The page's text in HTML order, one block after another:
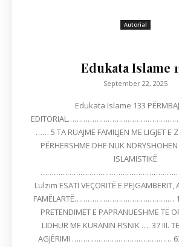
Autorial
Edukata Islame
September 22, 2025
Edukata Islame 133 PËRMBAJTJA I.
…… 5 TA RUAJMË FAMILJEN ME LIGJET E
PËRHERSHME DHE NUK
ISLAMISTIKË
Lulzim ESATI VEÇORITË E PEJGAMBERIT,
FAMËLARTË……………………………………… 15
PRETENDIMET E PAPRANUESHME TË
LIDHUR ME KURANIN FISNIK …. 37 III.
AGJËRIMI ……………………………………… 63